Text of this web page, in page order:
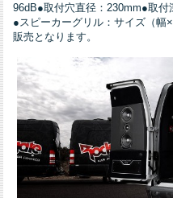
96dB●取付穴直径：230mm●取
●スピーカーグリル：サイズ（幅
販売となります。